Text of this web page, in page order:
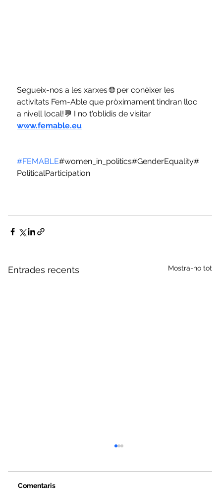
Segueix-nos a les xarxes 🌐 per conèixer les
activitats Fem-Able que pròximament tindran lloc
a nivell local!💬 I no t'oblidis de visitar
www.femable.eu
#FEMABLE#women_in_politics#GenderEquality#
PoliticalParticipation
Entrades recents Mostra-ho tot
Comentaris